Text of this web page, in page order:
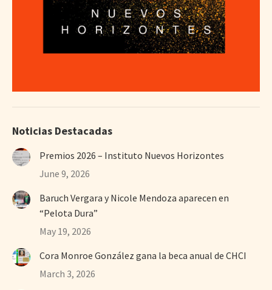
Noticias Destacadas
Premios 2026 – Instituto Nuevos Horizontes
June 9, 2026
Baruch Vergara y Nicole Mendoza aparecen en
“Pelota Dura”
May 19, 2026
Cora Monroe González gana la beca anual de CHCI
March 3, 2026